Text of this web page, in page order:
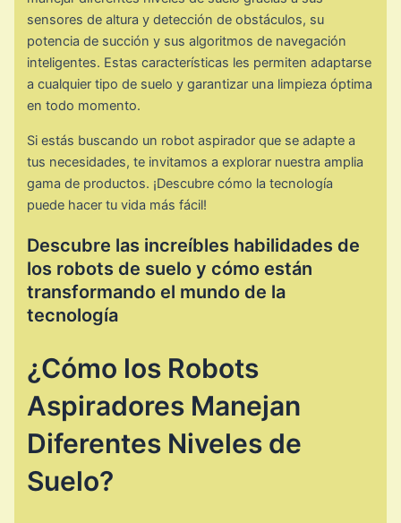
sensores de altura y detección de obstáculos, su
potencia de succión y sus algoritmos de navegación
inteligentes. Estas características les permiten adaptarse
a cualquier tipo de suelo y garantizar una limpieza óptima
en todo momento.
Si estás buscando un robot aspirador que se adapte a
tus necesidades, te invitamos a explorar nuestra amplia
gama de productos. ¡Descubre cómo la tecnología
puede hacer tu vida más fácil!
Descubre las increíbles habilidades de
los robots de suelo y cómo están
transformando el mundo de la
tecnología
¿Cómo los Robots
Aspiradores Manejan
Diferentes Niveles de
Suelo?